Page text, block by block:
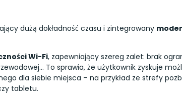
dużą dokładność czasu i zintegrowany
Wi-Fi, zapewniający szereg zalet: brak
To sprawia, że użytkownik zyskuje
dla siebie miejsca – na przykład ze strefy
tabletu.